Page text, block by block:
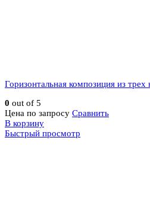
Горизонтальная композиция из
0 out of 5
Цена по запросу Сравнить
В корзину
Быстрый просмотр